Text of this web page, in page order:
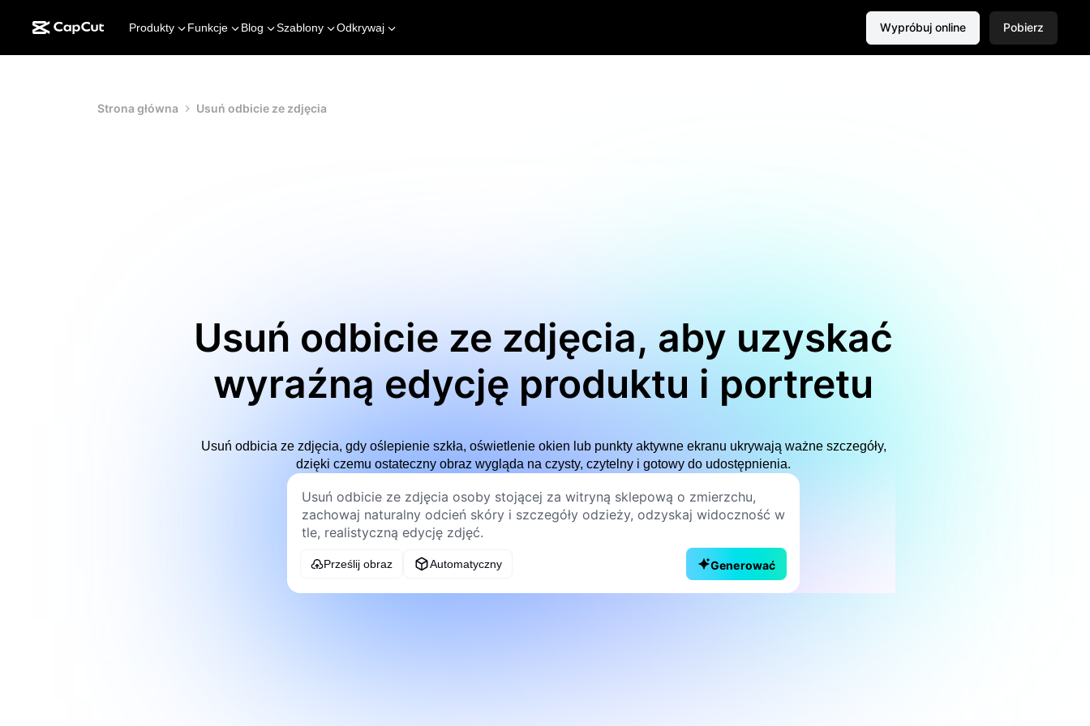
Produkty Funkcje Blog Szablony Odkrywaj Wypróbuj online Pobierz
Strona główna Usuń odbicie ze zdjęcia
Usuń odbicie ze zdjęcia, aby uzyskać
wyraźną edycję produktu i portretu
Usuń odbicia ze zdjęcia, gdy oślepienie szkła, oświetlenie okien lub punkty aktywne ekranu ukrywają ważne szczegóły,
dzięki czemu ostateczny obraz wygląda na czysty, czytelny i gotowy do udostępnienia.
Prześlij obraz Automatyczny Generować